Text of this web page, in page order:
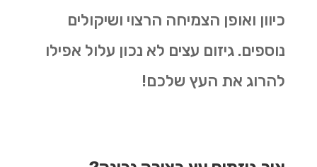
כיוון ואופן הצמיחה הרצוי ושיקולים
נוספים. גיזום עצים לא נכון עלול אפילו
להרוג את העץ שלכם!